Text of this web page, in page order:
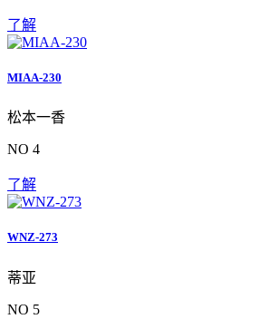
了解
MIAA-230
松本一香
NO 4
了解
WNZ-273
蒂亚
NO 5